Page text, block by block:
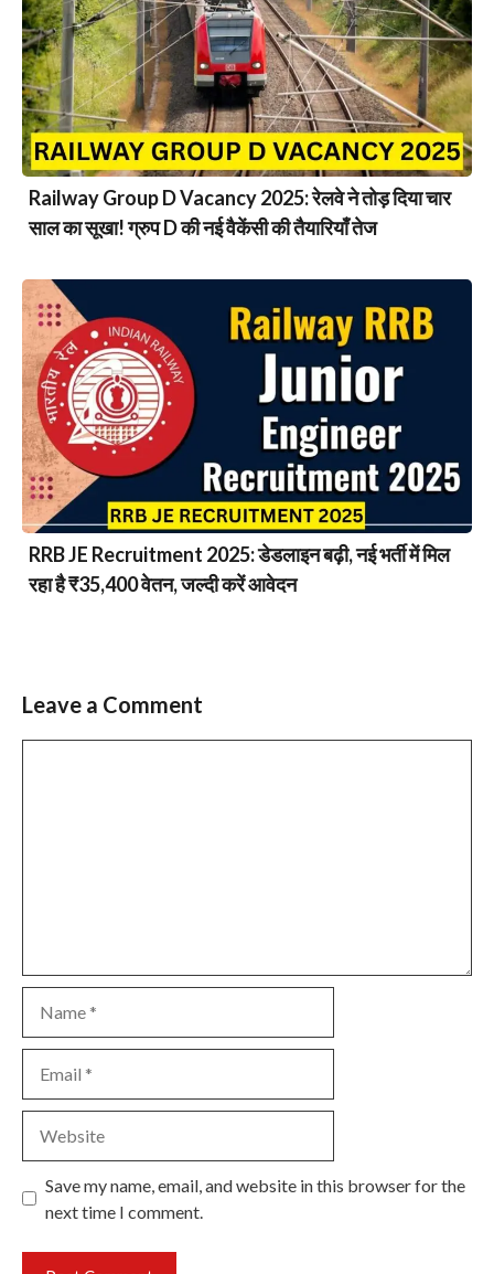
Railway Group D Vacancy 2025: रेलवे ने तोड़ दिया चार
साल का सूखा! ग्रुप D की नई वैकेंसी की तैयारियाँ तेज
RRB JE Recruitment 2025: डेडलाइन बढ़ी, नई भर्ती में मिल
रहा है ₹35,400 वेतन, जल्दी करें आवेदन
Leave a Comment
Save my name, email, and website in this browser for the
next time I comment.